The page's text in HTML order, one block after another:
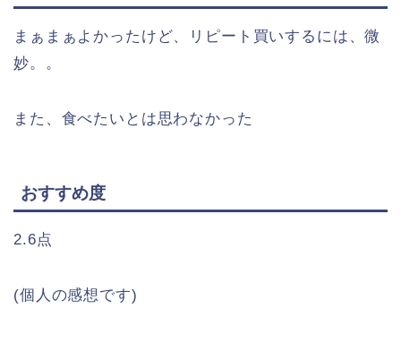
まぁまぁよかったけど、リピート買いするには、微
妙。。
また、食べたいとは思わなかった
おすすめ度
2.6点
(個人の感想です)